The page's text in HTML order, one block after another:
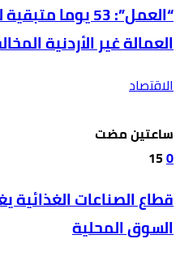
“العمل”: 53
العمالة غير الأردنية
الاقتصاد
‫‫‫‏‫ساعتين مضت‬
0
15
السوق المحلية